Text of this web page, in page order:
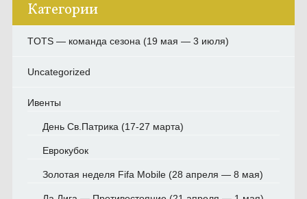
Категории
TOTS — команда сезона (19 мая — 3 июля)
Uncategorized
Ивенты
День Св.Патрика (17-27 марта)
Еврокубок
Золотая неделя Fifa Mobile (28 апреля — 8 мая)